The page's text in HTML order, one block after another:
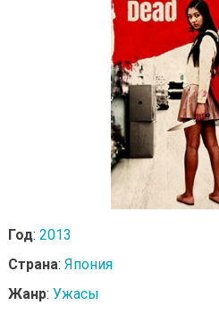
Год: 2013
Страна: Япония
Жанр: Ужасы